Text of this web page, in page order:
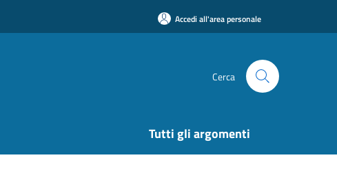
Accedi all'area personale
Cerca
Tutti gli argomenti